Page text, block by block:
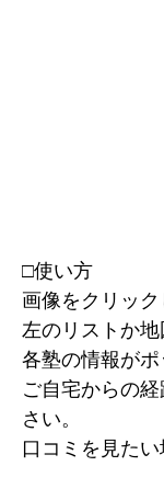
□使い方
画像をクリッ
左のリストか地
各塾の情報がポ
ご自宅からの
さい。
口コミを見た